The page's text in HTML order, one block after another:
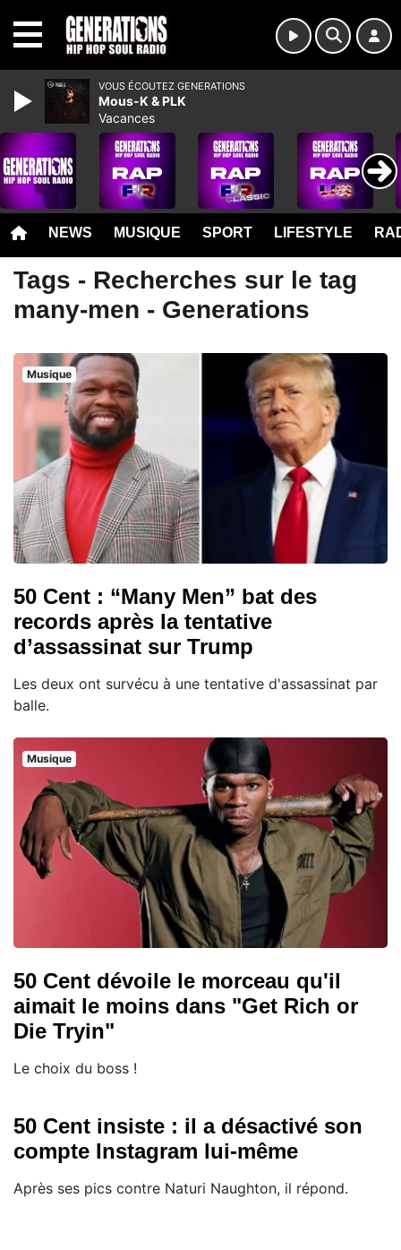
NEWS MUSIQUE SPORT LIFESTYLE
Tags - Recherches sur le tag
many-men - Generations
Musique
50 Cent : “Many Men” bat des
records après la tentative
d’assassinat sur Trump
Les deux ont survécu à une tentative d'assassinat par
balle.
Musique
50 Cent dévoile le morceau qu'il
aimait le moins dans "Get Rich or
Die Tryin"
Le choix du boss !
50 Cent insiste : il a désactivé son
compte Instagram lui-même
Après ses pics contre Naturi Naughton, il répond.
VOUS ÉCOUTEZ GENERATIONS
Mous-K & PLK
Vacances